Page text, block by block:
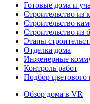
Готовые дома и
Строительство из
Строительство
Строительство из
Этапы
Отделка дома
Инженерные
Контроль работ
Подбор цветового
Обзор дома в VR